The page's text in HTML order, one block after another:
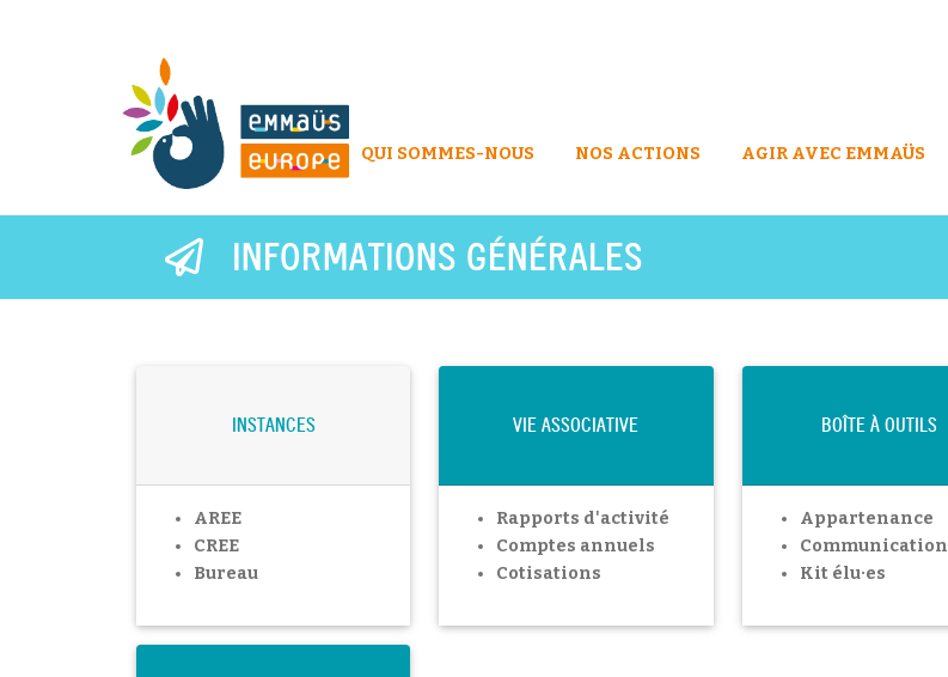
QUI SOMMES-NOUS NOS ACTIONS AGIR AVEC EMMAÜS
INFORMATIONS GÉNÉRALES
INSTANCES
AREE
CREE
Bureau
VIE ASSOCIATIVE
Rapports d'activité
Comptes annuels
Cotisations
BOÎTE À OUTILS
Appartenance
Communication
Kit élu·es